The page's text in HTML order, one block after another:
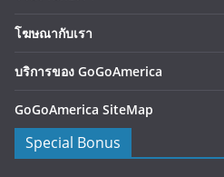
โฆษณากับเรา
บริการของ GoGoAmerica
GoGoAmerica SiteMap
Special Bonus